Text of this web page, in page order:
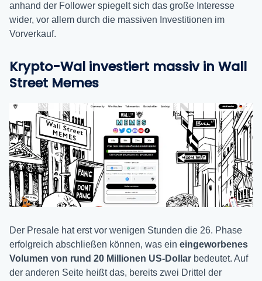
anhand der Follower spiegelt sich das große Interesse
wider, vor allem durch die massiven Investitionen im
Vorverkauf.
Krypto-Wal investiert massiv in Wall
Street Memes
Der Presale hat erst vor wenigen Stunden die 26. Phase
erfolgreich abschließen können, was ein eingeworbenes
Volumen von rund 20 Millionen US-Dollar bedeutet. Auf
der anderen Seite heißt das, bereits zwei Drittel der